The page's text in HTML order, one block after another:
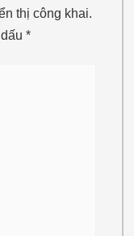
thị công khai.
dấu*